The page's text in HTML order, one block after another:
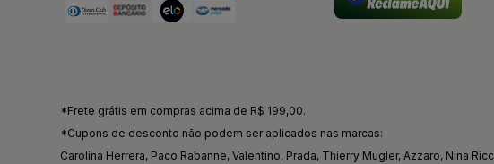
*Frete grátis em compras acima de R$ 199,00.
*Cupons de desconto não podem ser aplicados nas marcas:
Carolina Herrera, Paco Rabanne, Valentino, Prada, Thierry Mugler, Azzaro, Nina